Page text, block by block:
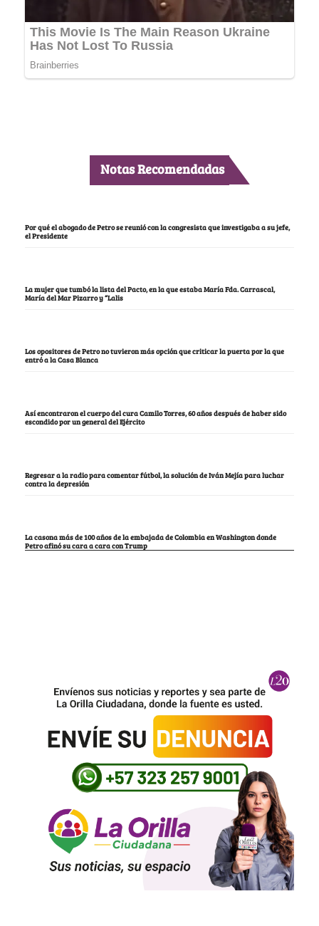
Notas Recomendadas
Por qué el abogado de Petro se reunió con la congresista que investigaba a su jefe,
el Presidente
La mujer que tumbó la lista del Pacto, en la que estaba María Fda. Carrascal,
María del Mar Pizarro y “Lalis
Los opositores de Petro no tuvieron más opción que criticar la puerta por la que
entró a la Casa Blanca
Así encontraron el cuerpo del cura Camilo Torres, 60 años después de haber sido
escondido por un general del Ejército
Regresar a la radio para comentar fútbol, la solución de Iván Mejía para luchar
contra la depresión
La casona más de 100 años de la embajada de Colombia en Washington donde
Petro afinó su cara a cara con Trump